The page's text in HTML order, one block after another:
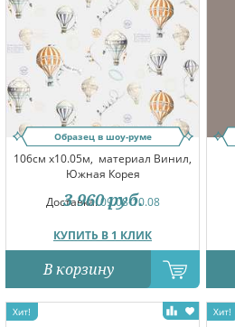
Образец в шоу-руме
106см x10.05м, материал Винил,
Южная Корея
Доставка:09.08-10.08
КУПИТЬ В 1 КЛИК
3 960 руб.
В корзину